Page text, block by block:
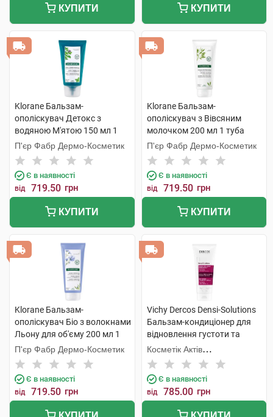
КУПИТИ КУПИТИ
Klorane Бальзам-
ополіскувач Детокс з
водяною М'ятою 150 мл 1
туба
П'єр Фабр Дермо-Косметик
Є в наявності
від 719.50 грн
КУПИТИ
Klorane Бальзам-
ополіскувач з Вівсяним
молочком 200 мл 1 туба
П'єр Фабр Дермо-Косметик
Є в наявності
від 719.50 грн
КУПИТИ
Klorane Бальзам-
ополіскувач Біо з волокнами
Льону для об'єму 200 мл 1
туба
П'єр Фабр Дермо-Косметик
Є в наявності
від 719.50 грн
Vichy Dercos Densi-Solutions
Бальзам-кондиціонер для
відновлення густоти та
об'єму тонкого ослабленого
волосся 200 мл 1 флакон
Косметік Актів
Інтернаціональ
Є в наявності
від 785.00 грн